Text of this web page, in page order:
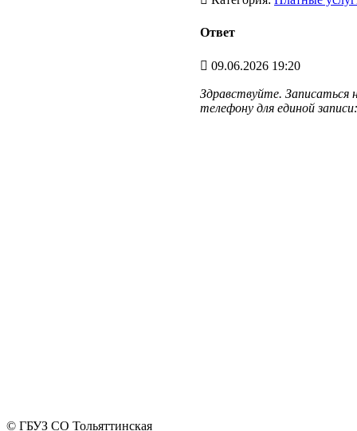
Ответ
09.06.2026 19:20
Здравствуйте. Записаться
телефону для единой
© ГБУЗ СО Тольяттинская